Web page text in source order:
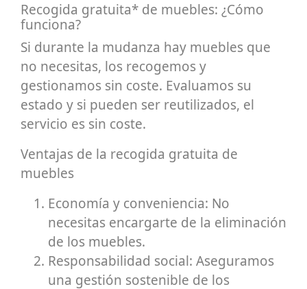
Recogida gratuita* de muebles: ¿Cómo
funciona?
Si durante la mudanza hay muebles que
no necesitas, los recogemos y
gestionamos sin coste. Evaluamos su
estado y si pueden ser reutilizados, el
servicio es sin coste.
Ventajas de la recogida gratuita de
muebles
Economía y conveniencia: No
necesitas encargarte de la eliminación
de los muebles.
Responsabilidad social: Aseguramos
una gestión sostenible de los